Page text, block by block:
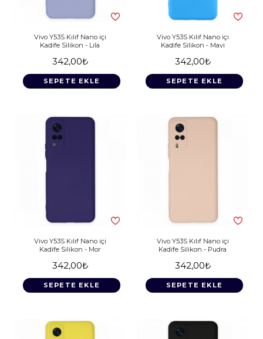
Vivo Y53S Kılıf Nano içi
Kadife Silikon - Lila
342,00₺
SEPETE EKLE
Vivo Y53S Kılıf Nano içi
Kadife Silikon - Mavi
342,00₺
SEPETE EKLE
Vivo Y53S Kılıf Nano içi
Kadife Silikon - Mor
342,00₺
SEPETE EKLE
Vivo Y53S Kılıf Nano içi
Kadife Silikon - Pudra
342,00₺
SEPETE EKLE